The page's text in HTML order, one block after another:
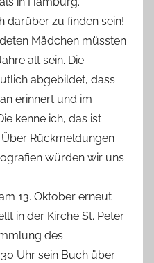
darüber zu finden sein!
Mädchen müssten
alt sein. Die
abgebildet, dass
erinnert und im
kenne ich, das ist
Rückmeldungen
würden wir uns
13. Oktober erneut
in der Kirche St. Peter
des
Uhr sein Buch über